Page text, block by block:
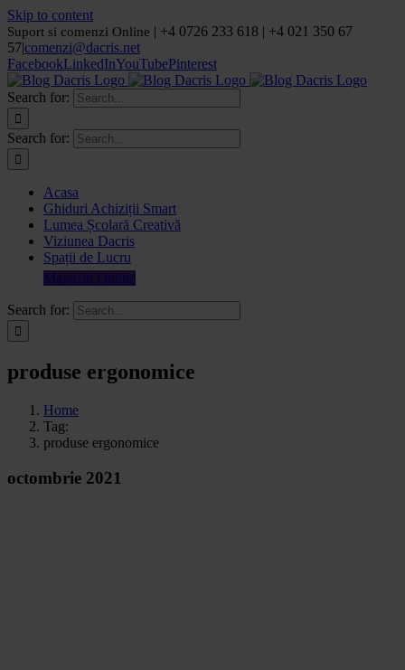
Skip to content
Suport si comenzi Online | +4 0726 233 618 | +4 021 350 67
57|comenzi@dacris.net
FacebookLinkedInYouTubePinterest
Search for:
Search for:
Acasa
Ghiduri Achiziții Smart
Lumea Școlară Creativă
Viziunea Dacris
Spații de Lucru
Magazin Online
Search for:
produse ergonomice
Home
Tag:
produse ergonomice
octombrie 2021